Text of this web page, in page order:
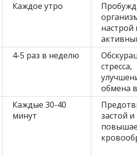
Каждое утро
настрой
4-5 раз в неделю
стресса,
обмена
Каждые 30-40
минут
застой и